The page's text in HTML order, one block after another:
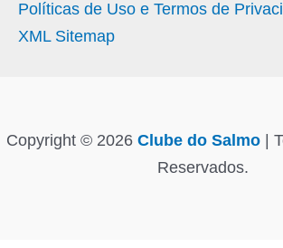
Políticas de Uso e Termos de
XML Sitemap
Copyright © 2026 Clube do Salmo |
Reservados.